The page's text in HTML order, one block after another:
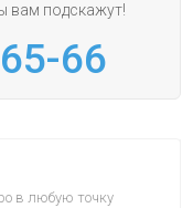
вам подскажут!
66
в любую точку